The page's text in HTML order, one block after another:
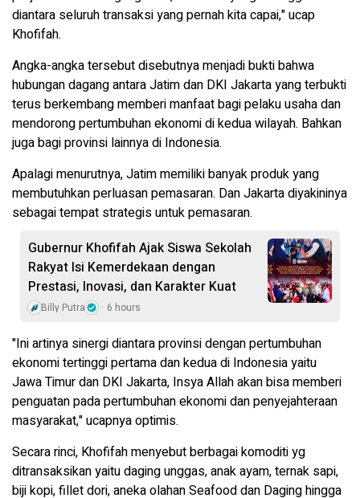
diantara seluruh transaksi yang pernah kita capai," ucap
Khofifah.
Angka-angka tersebut disebutnya menjadi bukti bahwa
hubungan dagang antara Jatim dan DKI Jakarta yang terbukti
terus berkembang memberi manfaat bagi pelaku usaha dan
mendorong pertumbuhan ekonomi di kedua wilayah. Bahkan
juga bagi provinsi lainnya di Indonesia.
Apalagi menurutnya, Jatim memiliki banyak produk yang
membutuhkan perluasan pemasaran. Dan Jakarta diyakininya
sebagai tempat strategis untuk pemasaran.
Gubernur Khofifah Ajak Siswa Sekolah
Rakyat Isi Kemerdekaan dengan
Prestasi, Inovasi, dan Karakter Kuat
Billy Putra 6 hours
"Ini artinya sinergi diantara provinsi dengan pertumbuhan
ekonomi tertinggi pertama dan kedua di Indonesia yaitu
Jawa Timur dan DKI Jakarta, Insya Allah akan bisa memberi
penguatan pada pertumbuhan ekonomi dan penyejahteraan
masyarakat," ucapnya optimis.
Secara rinci, Khofifah menyebut berbagai komoditi yg
ditransaksikan yaitu daging unggas, anak ayam, ternak sapi,
biji kopi, fillet dori, aneka olahan Seafood dan Daging hingga